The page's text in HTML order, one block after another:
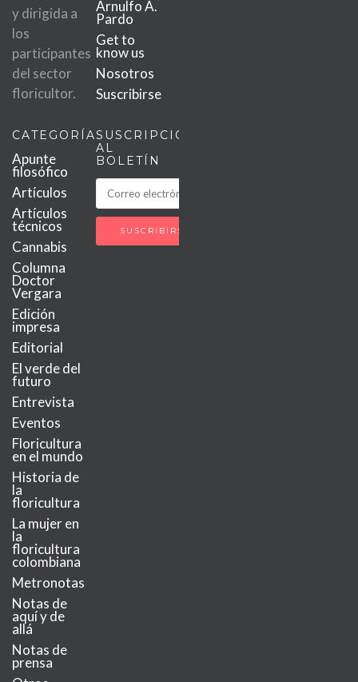
y dirigida a
los
participantes
del sector
floricultor.
Arnulfo A.
Pardo
Get to
know us
Nosotros
Suscribirse
CATEGORÍAS
Apunte
filosófico
Artículos
Artículos
técnicos
Cannabis
Columna
Doctor
Vergara
Edición
impresa
Editorial
El verde del
futuro
Entrevista
Eventos
Floricultura
en el mundo
Historia de
la
floricultura
La mujer en
la
floricultura
colombiana
Metronotas
Notas de
aquí y de
allá
Notas de
prensa
SUSCRIPCIÓN
AL
BOLETÍN